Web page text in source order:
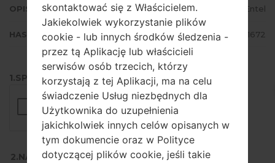
OPIS Entel
HASH 9ba2cf1868309aa0a81257bb8a241672
1.SPRAWDŹ RECAPTCHA
2.NACIŚNIJ, ABY POBRAĆ
skontaktować się z Właścicielem.
Jakiekolwiek wykorzystanie plików
cookie - lub innych środków śledzenia -
przez tą Aplikację lub właścicieli
serwisów osób trzecich, którzy
korzystają z tej Aplikacji, ma na celu
świadczenie Usług niezbędnych dla
Użytkownika do uzupełnienia
jakichkolwiek innych celów opisanych w
tym dokumencie oraz w Polityce
dotyczącej plików cookie, jeśli takie